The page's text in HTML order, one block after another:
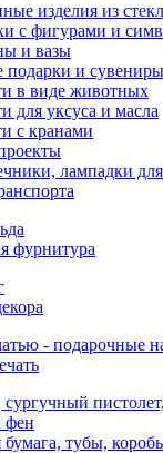
изделия из
с фигурами и
и вазы
подарки и сувениры
в виде животных
для уксуса и масла
с кранами
лампадки
фурнитура
- подарочные
фен
бумага, тубы,